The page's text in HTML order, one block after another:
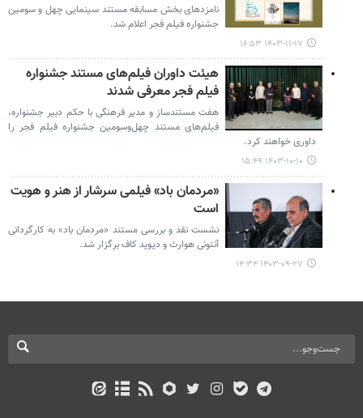
نامزدهای بخش مسابقه مستند سینمایی چهل و سومین
جشنواره فیلم فجر اعلام شد.
۱۴۰۳-۱۱-۱۷ ۱۶:۵۳
هیئت داوران فیلم‌های مستند جشنواره
فیلم فجر معرفی شدند
هفت مستندساز و مدیر فرهنگی با حکم دبیر جشنواره،
فیلم‌های مستند چهل‌وسومین جشنواره فیلم فجر را
داوری خواهند کرد.
۱۴۰۳-۱۰-۱۰ ۱۵:۴۹
«مردمان باد» فیلمی سرشار از هنر و هویت
است
نشست نقد و بررسی مستند «مردمان باد» به کارگردانی
آنتونی هوارث و دیوید کاف برگزار شد.
۱۴۰۳-۰۹-۲۷ ۱۴:۳۴